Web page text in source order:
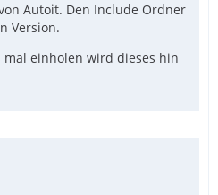
Autoit. Den Include Ordner
Version.
mal einholen wird dieses hin